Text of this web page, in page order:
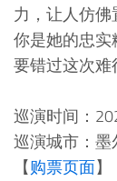
力，让人仿
你是她的忠
要错过这次难
巡演时间：
巡演城市：
【购票页面】